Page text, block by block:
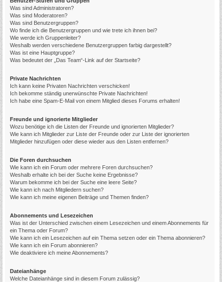
Was sind Administratoren?
Was sind Moderatoren?
Was sind Benutzergruppen?
Wo finde ich die Benutzergruppen und wie trete ich ihnen bei?
Wie werde ich Gruppenleiter?
Weshalb werden verschiedene Benutzergruppen farbig dargestellt?
Was ist eine Hauptgruppe?
Was bedeutet der „Das Team“-Link auf der Startseite?
Private Nachrichten
Ich kann keine Privaten Nachrichten verschicken!
Ich bekomme ständig unerwünschte Private Nachrichten!
Ich habe eine Spam-E-Mail von einem Mitglied dieses Forums erhalten!
Freunde und ignorierte Mitglieder
Wozu benötige ich die Listen der Freunde und ignorierten Mitglieder?
Wie kann ich Mitglieder zur Liste der Freunde oder zur Liste der ignorierten
Mitglieder hinzufügen oder diese wieder aus den Listen entfernen?
Die Foren durchsuchen
Wie kann ich ein Forum oder mehrere Foren durchsuchen?
Weshalb erhalte ich bei der Suche keine Ergebnisse?
Warum bekomme ich bei der Suche eine leere Seite?
Wie kann ich nach Mitgliedern suchen?
Wie kann ich meine eigenen Beiträge und Themen finden?
Abonnements und Lesezeichen
Was ist der Unterschied zwischen einem Lesezeichen und einem Abonnements für
ein Thema oder Forum?
Wie kann ich ein Lesezeichen auf ein Thema setzen oder ein Thema abonnieren?
Wie kann ich ein Forum abonnieren?
Wie deaktiviere ich meine Abonnements?
Dateianhänge
Welche Dateianhänge sind in diesem Forum zulässig?